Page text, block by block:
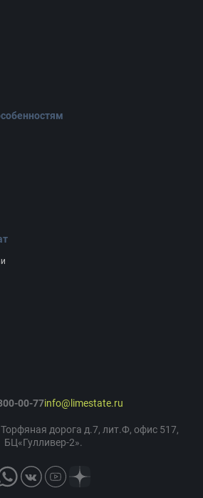
00-77info@limestate.ru
Торфяная дорога д.7, лит.Ф, офис 517,
БЦ«Гулливер-2».